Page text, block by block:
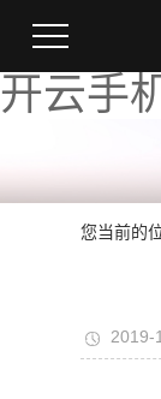
开云手
您当前的
2019-